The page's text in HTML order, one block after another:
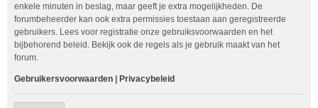
enkele minuten in beslag, maar geeft je extra mogelijkheden. De
forumbeheerder kan ook extra permissies toestaan aan geregistreerde
gebruikers. Lees voor registratie onze gebruiksvoorwaarden en het
bijbehorend beleid. Bekijk ook de regels als je gebruik maakt van het
forum.
Gebruikersvoorwaarden Privacybeleid